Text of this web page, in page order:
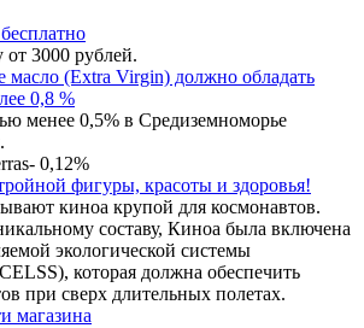
от 3000 рублей.
масло (Extra Virgin) должно обладать
0,8 %
менее 0,5% в Средиземноморье
0,12%
фигуры, красоты и здоровья!
киноа крупой для космонавтов.
составу, Киноа была включена
экологической системы
которая должна обеспечить
при сверх длительных полетах.
магазина